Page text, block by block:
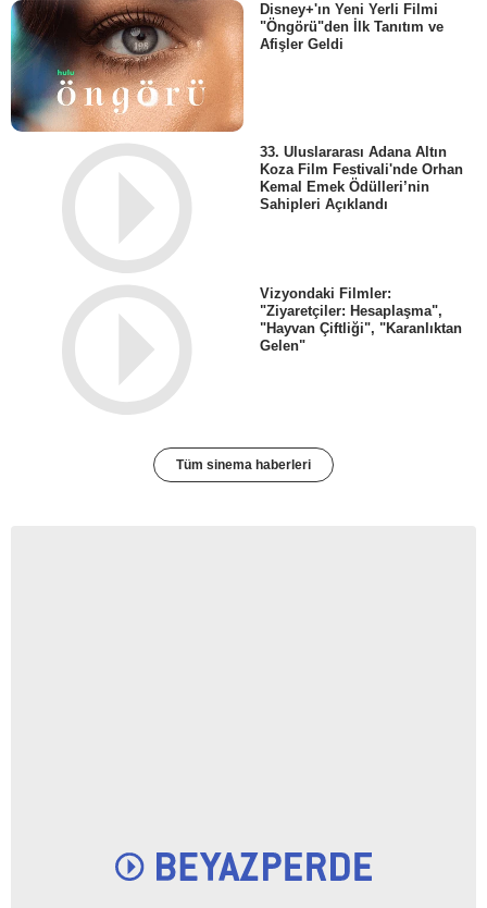
Disney+'ın Yeni Yerli Filmi
"Öngörü"den İlk Tanıtım ve
Afişler Geldi
33. Uluslararası Adana Altın
Koza Film Festivali'nde Orhan
Kemal Emek Ödülleri’nin
Sahipleri Açıklandı
Vizyondaki Filmler:
"Ziyaretçiler: Hesaplaşma",
"Hayvan Çiftliği", "Karanlıktan
Gelen"
Tüm sinema haberleri